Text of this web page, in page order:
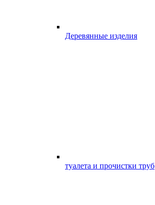
Деревянные изделия
туалета и прочистки труб